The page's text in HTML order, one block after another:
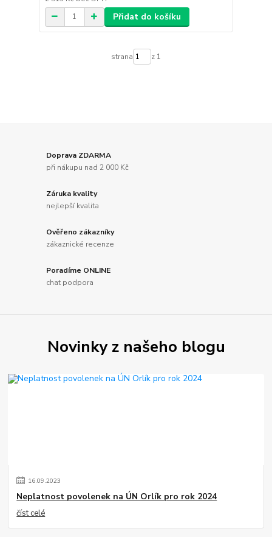
Přidat do košíku
strana z 1
Doprava ZDARMA
při nákupu nad 2 000 Kč
Záruka kvality
nejlepší kvalita
Ověřeno zákazníky
zákaznické recenze
Poradíme ONLINE
chat podpora
Novinky z našeho blogu
16.09.2023
Neplatnost povolenek na ÚN Orlík pro rok 2024
číst celé